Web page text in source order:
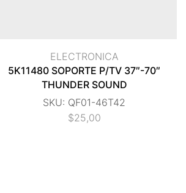
ELECTRONICA
5K11480 SOPORTE P/TV 37″-70″
THUNDER SOUND
SKU: QF01-46T42
$25,00